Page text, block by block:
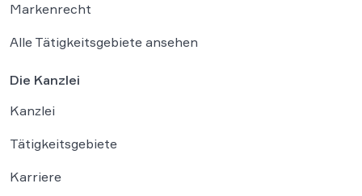
Markenrecht
Alle Tätigkeitsgebiete ansehen
Die Kanzlei
Kanzlei
Tätigkeitsgebiete
Karriere